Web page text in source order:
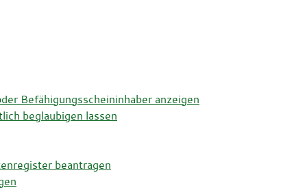
Befähigungsscheininhaber anzeigen
beglaubigen lassen
beantragen